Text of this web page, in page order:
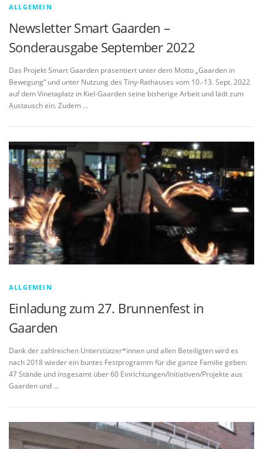
ALLGEMEIN
Newsletter Smart Gaarden –
Sonderausgabe September 2022
Das Projekt Smart Gaarden präsentiert unter dem Motto „Gaarden in
Bewegung“ und unter Nutzung des Tiny-Rathauses vom 10.-13. Sept. 2022
auf dem Vinetaplatz in Kiel-Gaarden seine bisherige Arbeit und lädt zum
Austausch ein. Zudem …
ALLGEMEIN
Einladung zum 27. Brunnenfest in
Gaarden
Dank der zahlreichen Unterstützer*innen und allen Beteiligten wird es
nach 2018 wieder ein buntes Festprogramm für die ganze Familie geben:
47 Stände und insgesamt über 60 Einrichtungen/Initiativen/Projekte aus
Gaarden und …